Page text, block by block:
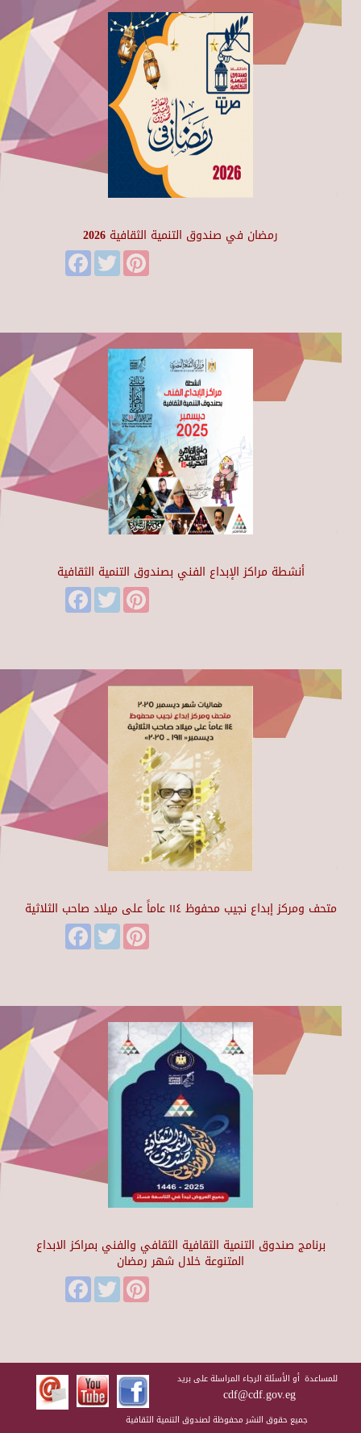
رمضان في صندوق التنمية الثقافية 2026
FacebookTwitter
أنشطة مراكز الإبداع الفني بصندوق التنمية الثقافية
FacebookTwitter
متحف ومركز إبداع نجيب محفوظ ١١٤ عاماً على ميلاد صاحب الثلاثية
FacebookTwitter
برنامج صندوق التنمية الثقافية الثقافي والفني بمراكز الابداع
المتنوعة خلال شهر رمضان
FacebookTwitter
للمساعدة أو الأسئلة الرجاء المراسلة على بريد
cdf@cdf.gov.eg
جميع حقوق النشر محفوظة لصندوق التنمية الثقافية